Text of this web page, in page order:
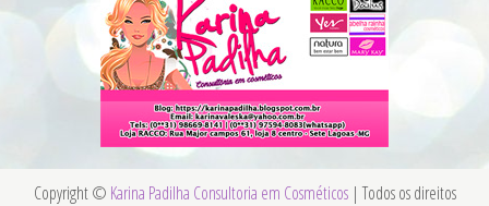
Copyright © Karina Padilha Consultoria em Cosméticos | Todos os direitos